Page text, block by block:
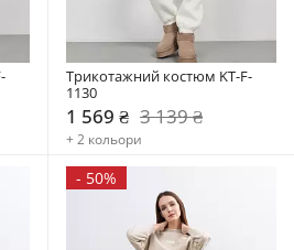
Трикотажний костюм KT-F-
1130
1 569 ₴ 3 139 ₴
+ 2 кольори
- 50%